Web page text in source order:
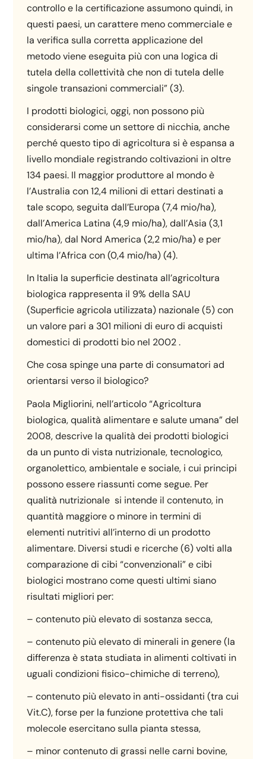
controllo e la certificazione assumono quindi, in
questi paesi, un carattere meno commerciale e
la verifica sulla corretta applicazione del
metodo viene eseguita più con una logica di
tutela della collettività che non di tutela delle
singole transazioni commerciali” (3).
I prodotti biologici, oggi, non possono più
considerarsi come un settore di nicchia, anche
perché questo tipo di agricoltura si è espansa a
livello mondiale registrando coltivazioni in oltre
134 paesi. Il maggior produttore al mondo è
l’Australia con 12,4 milioni di ettari destinati a
tale scopo, seguita dall’Europa (7,4 mio/ha),
dall’America Latina (4,9 mio/ha), dall’Asia (3,1
mio/ha), dal Nord America (2,2 mio/ha) e per
ultima l’Africa con (0,4 mio/ha) (4).
In Italia la superficie destinata all’agricoltura
biologica rappresenta il 9% della SAU
(Superficie agricola utilizzata) nazionale (5) con
un valore pari a 301 milioni di euro di acquisti
domestici di prodotti bio nel 2002 .
Che cosa spinge una parte di consumatori ad
orientarsi verso il biologico?
Paola Migliorini, nell’articolo “Agricoltura
biologica, qualità alimentare e salute umana” del
2008, descrive la qualità dei prodotti biologici
da un punto di vista nutrizionale, tecnologico,
organolettico, ambientale e sociale, i cui principi
possono essere riassunti come segue. Per
qualità nutrizionale si intende il contenuto, in
quantità maggiore o minore in termini di
elementi nutritivi all’interno di un prodotto
alimentare. Diversi studi e ricerche (6) volti alla
comparazione di cibi “convenzionali” e cibi
biologici mostrano come questi ultimi siano
risultati migliori per:
– contenuto più elevato di sostanza secca,
– contenuto più elevato di minerali in genere (la
differenza è stata studiata in alimenti coltivati in
uguali condizioni fisico-chimiche di terreno),
– contenuto più elevato in anti-ossidanti (tra cui
Vit.C), forse per la funzione protettiva che tali
molecole esercitano sulla pianta stessa,
– minor contenuto di grassi nelle carni bovine,